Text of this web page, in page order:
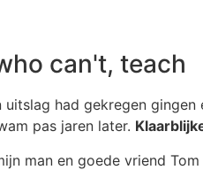
can't, teach
uitslag had gekregen
pas jaren later.
man en goede vriend